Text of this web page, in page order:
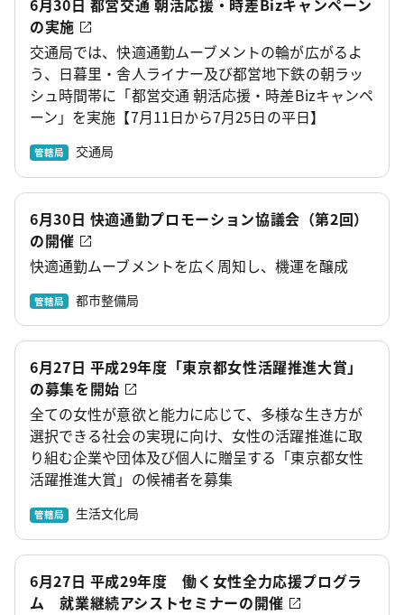
6月30日 都営交通 朝活応援・時差Bizキャンペーン
の実施
交通局では、快適通勤ムーブメントの輪が広がるよ
う、日暮里・舎人ライナー及び都営地下鉄の朝ラッ
シュ時間帯に「都営交通 朝活応援・時差Bizキャンペ
ーン」を実施【7月11日から7月25日の平日】
管轄局 交通局
6月30日 快適通勤プロモーション協議会（第2回）
の開催
快適通勤ムーブメントを広く周知し、機運を醸成
管轄局 都市整備局
6月27日 平成29年度「東京都女性活躍推進大賞」
の募集を開始
全ての女性が意欲と能力に応じて、多様な生き方が
選択できる社会の実現に向け、女性の活躍推進に取
り組む企業や団体及び個人に贈呈する「東京都女性
活躍推進大賞」の候補者を募集
管轄局 生活文化局
6月27日 平成29年度 働く女性全力応援プログラ
ム 就業継続アシストセミナーの開催